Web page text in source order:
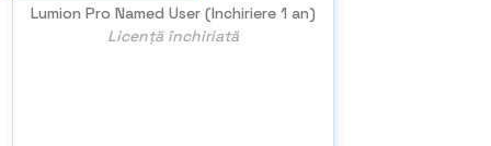
Lumion Pro Named User (Inchiriere 1 an)
Licență închiriată